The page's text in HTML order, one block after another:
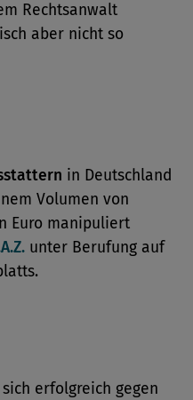
Rechtsanwalt
aber nicht so
in Deutschland
Volumen von
Euro manipuliert
unter Berufung auf
erfolgreich gegen